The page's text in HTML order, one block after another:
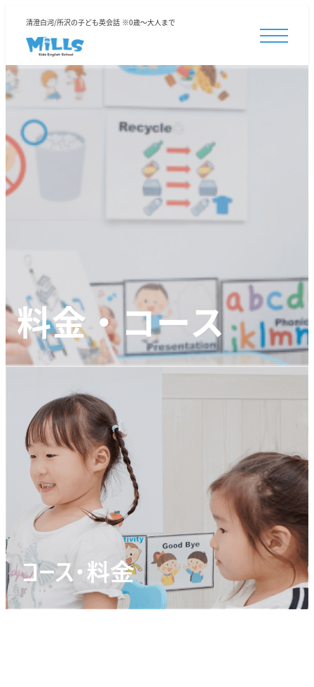
清澄白河/所沢の子ども英会話 ※0歳～大人まで
料金・コース